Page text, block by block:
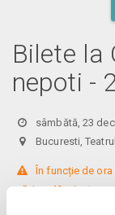
Bilete la
nepoti -
sâmbătă, 23
Bucuresti,
În funcție de
oră / cu 40 minute
înainte de